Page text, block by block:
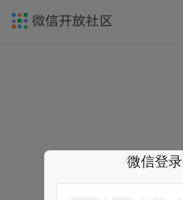
微信登录